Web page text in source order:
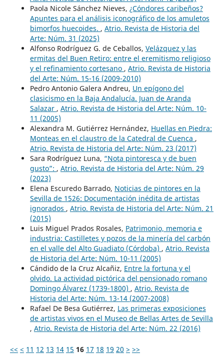
Paola Nicole Sánchez Nieves, ¿Cóndores caribeños?
Apuntes para el análisis iconográfico de los amuletos
bimorfos huecoides. , Atrio. Revista de Historia del
Arte: Núm. 31 (2025)
Alfonso Rodríguez G. de Ceballos, Velázquez y las
ermitas del Buen Retiro: entre el eremitismo religioso
y el refinamiento cortesano , Atrio. Revista de Historia
del Arte: Núm. 15-16 (2009-2010)
Pedro Antonio Galera Andreu, Un epígono del
clasicismo en la Baja Andalucía. Juan de Aranda
Salazar , Atrio. Revista de Historia del Arte: Núm. 10-
11 (2005)
Alexandra M. Gutiérrez Hernández, Huellas en Piedra:
Monteas en el claustro de la Catedral de Cuenca ,
Atrio. Revista de Historia del Arte: Núm. 23 (2017)
Sara Rodríguez Luna, “Nota pintoresca y de buen
gusto”: , Atrio. Revista de Historia del Arte: Núm. 29
(2023)
Elena Escuredo Barrado, Noticias de pintores en la
Sevilla de 1526: Documentación inédita de artistas
ignorados , Atrio. Revista de Historia del Arte: Núm. 21
(2015)
Luis Miguel Prados Rosales, Patrimonio, memoria e
industria: Castilletes y pozos de la minería del carbón
en el valle del Alto Guadiato (Córdoba) , Atrio. Revista
de Historia del Arte: Núm. 10-11 (2005)
Cándido de la Cruz Alcañiz, Entre la fortuna y el
olvido. La actividad pictórica del pensionado romano
Domingo Álvarez (1739-1800) , Atrio. Revista de
Historia del Arte: Núm. 13-14 (2007-2008)
Rafael De Besa Gutiérrez, Las primeras exposiciones
de artistas vivos en el Museo de Bellas Artes de Sevilla
, Atrio. Revista de Historia del Arte: Núm. 22 (2016)
<< < 11 12 13 14 15 16 17 18 19 20 > >>